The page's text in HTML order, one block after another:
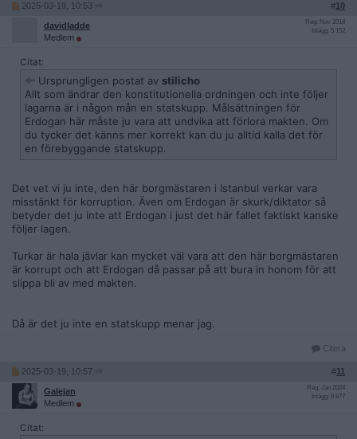
2025-03-19, 10:53 #10
davidladde
Medlem
Reg: Nov 2018
Inlägg: 5 152
Citat:
Ursprungligen postat av stilicho
Allt som ändrar den konstitutionella ordningen och inte följer
lagarna är i någon mån en statskupp. Målsättningen för
Erdogan här måste ju vara att undvika att förlora makten. Om
du tycker det känns mer korrekt kan du ju alltid kalla det för
en förebyggande statskupp.
Det vet vi ju inte, den här borgmästaren i Istanbul verkar vara
misstänkt för korruption. Även om Erdogan är skurk/diktator så
betyder det ju inte att Erdogan i just det här fallet faktiskt kanske
följer lagen.
Turkar är hala jävlar kan mycket väl vara att den här borgmästaren
är korrupt och att Erdogan då passar på att bura in honom för att
slippa bli av med makten.
Då är det ju inte en statskupp menar jag.
Citera
2025-03-19, 10:57 #11
Galejan
Medlem
Reg: Jan 2024
Inlägg: 6 877
Citat: